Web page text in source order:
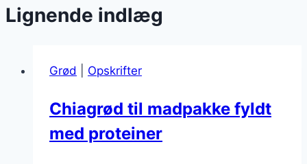
Lignende indlæg
Grød Opskrifter
Chiagrød til madpakke fyldt
med proteiner